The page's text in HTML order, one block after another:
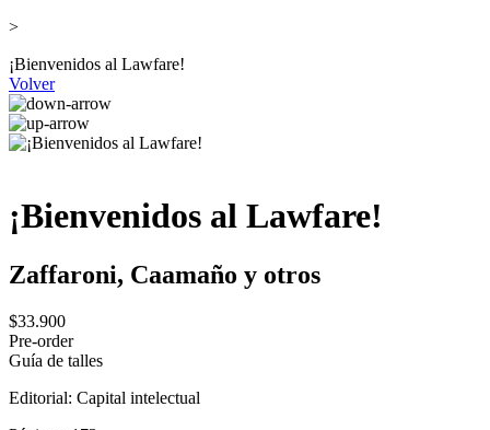
>
¡Bienvenidos al Lawfare!
Volver
¡Bienvenidos al Lawfare!
Zaffaroni, Caamaño y otros
$33.900
Pre-order
Guía de talles
Editorial: Capital intelectual